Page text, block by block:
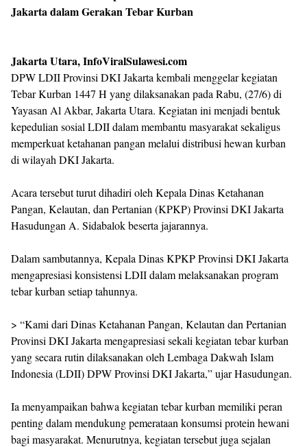
Jakarta dalam Gerakan Tebar Kurban
Jakarta Utara, InfoViralSulawesi.com
DPW LDII Provinsi DKI Jakarta kembali menggelar kegiatan
Tebar Kurban 1447 H yang dilaksanakan pada Rabu, (27/6) di
Yayasan Al Akbar, Jakarta Utara. Kegiatan ini menjadi bentuk
kepedulian sosial LDII dalam membantu masyarakat sekaligus
memperkuat ketahanan pangan melalui distribusi hewan kurban
di wilayah DKI Jakarta.
Acara tersebut turut dihadiri oleh Kepala Dinas Ketahanan
Pangan, Kelautan, dan Pertanian (KPKP) Provinsi DKI Jakarta
Hasudungan A. Sidabalok beserta jajarannya.
Dalam sambutannya, Kepala Dinas KPKP Provinsi DKI Jakarta
mengapresiasi konsistensi LDII dalam melaksanakan program
tebar kurban setiap tahunnya.
> “Kami dari Dinas Ketahanan Pangan, Kelautan dan Pertanian
Provinsi DKI Jakarta mengapresiasi sekali kegiatan tebar kurban
yang secara rutin dilaksanakan oleh Lembaga Dakwah Islam
Indonesia (LDII) DPW Provinsi DKI Jakarta,” ujar Hasudungan.
Ia menyampaikan bahwa kegiatan tebar kurban memiliki peran
penting dalam mendukung pemerataan konsumsi protein hewani
bagi masyarakat. Menurutnya, kegiatan tersebut juga sejalan